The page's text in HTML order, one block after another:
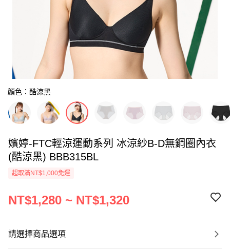
顏色：酷涼黑
嬪婷-FTC輕涼運動系列 冰涼紗B-D無鋼圈內衣
(酷涼黑) BBB315BL
超取滿NT$1,000免運
NT$1,280 ~ NT$1,320
請選擇商品選項